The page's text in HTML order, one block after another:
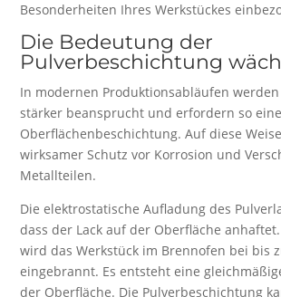
Besonderheiten Ihres Werkstückes
Die Bedeutung der
Pulverbeschichtung
In modernen Produktionsabläufen
stärker beansprucht und erfordern so
Oberflächenbeschichtung. Auf diese
wirksamer Schutz vor Korrosion und
Metallteilen.
Die elektrostatische Aufladung des
dass der Lack auf der Oberfläche
wird das Werkstück im Brennofen bei bis
eingebrannt. Es entsteht eine
der Oberfläche. Die Pulverbeschichtung